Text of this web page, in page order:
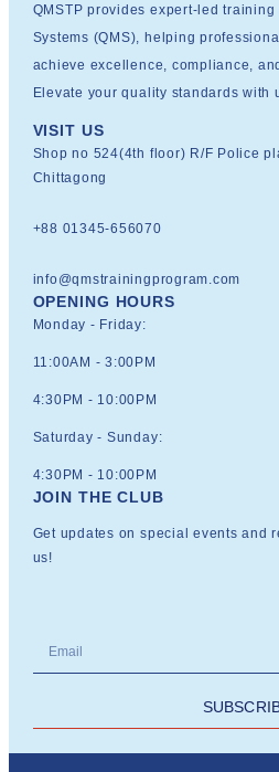
QMSTP provides expert-led
Systems (QMS), helping
achieve excellence, compliance,
Elevate your quality standards with
VISIT US
Shop no 524(4th floor) R/F Police
Chittagong
+88 01345-656070
info@qmstrainingprogram.com
OPENING HOURS
Monday - Friday:
11:00AM - 3:00PM
4:30PM - 10:00PM
Saturday - Sunday:
4:30PM - 10:00PM
JOIN THE CLUB
Get updates on special events and
us!